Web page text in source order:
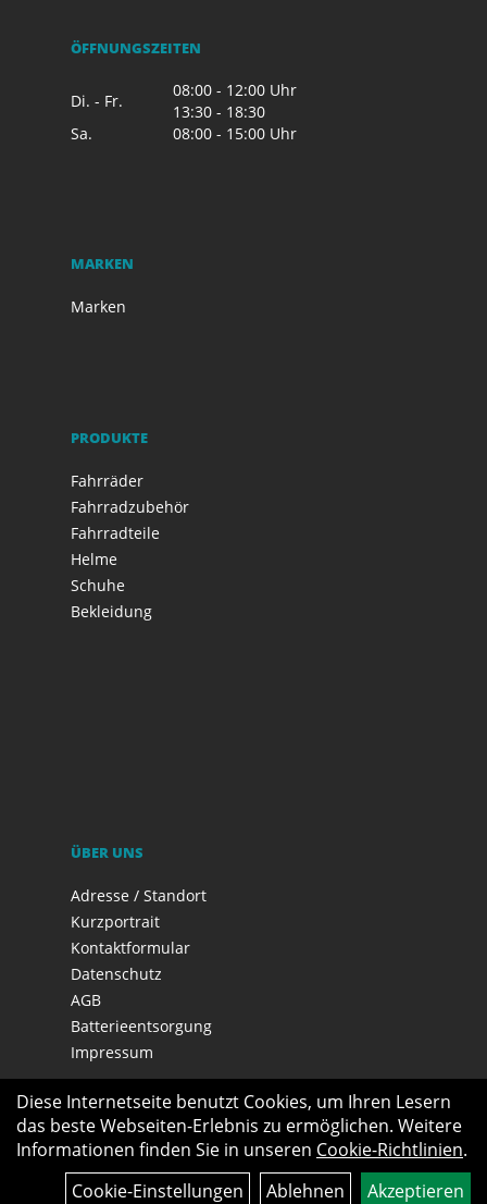
ÖFFNUNGSZEITEN
Di. - Fr.
08:00 - 12:00 Uhr
13:30 - 18:30
Sa.
08:00 - 15:00 Uhr
MARKEN
Marken
PRODUKTE
Fahrräder
Fahrradzubehör
Fahrradteile
Helme
Schuhe
Bekleidung
ÜBER UNS
Adresse / Standort
Kurzportrait
Kontaktformular
Datenschutz
AGB
Batterieentsorgung
Impressum
Diese Internetseite benutzt Cookies, um Ihren Lesern
das beste Webseiten-Erlebnis zu ermöglichen. Weitere
Informationen finden Sie in unseren Cookie-Richtlinien.
Cookie-Einstellungen
Ablehnen Akzeptieren